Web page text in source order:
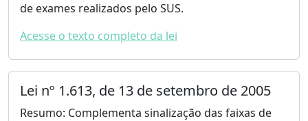
de exames realizados pelo SUS.
Acesse o texto completo da lei
Lei nº 1.613, de 13 de setembro de 2005
Resumo: Complementa sinalização das faixas de